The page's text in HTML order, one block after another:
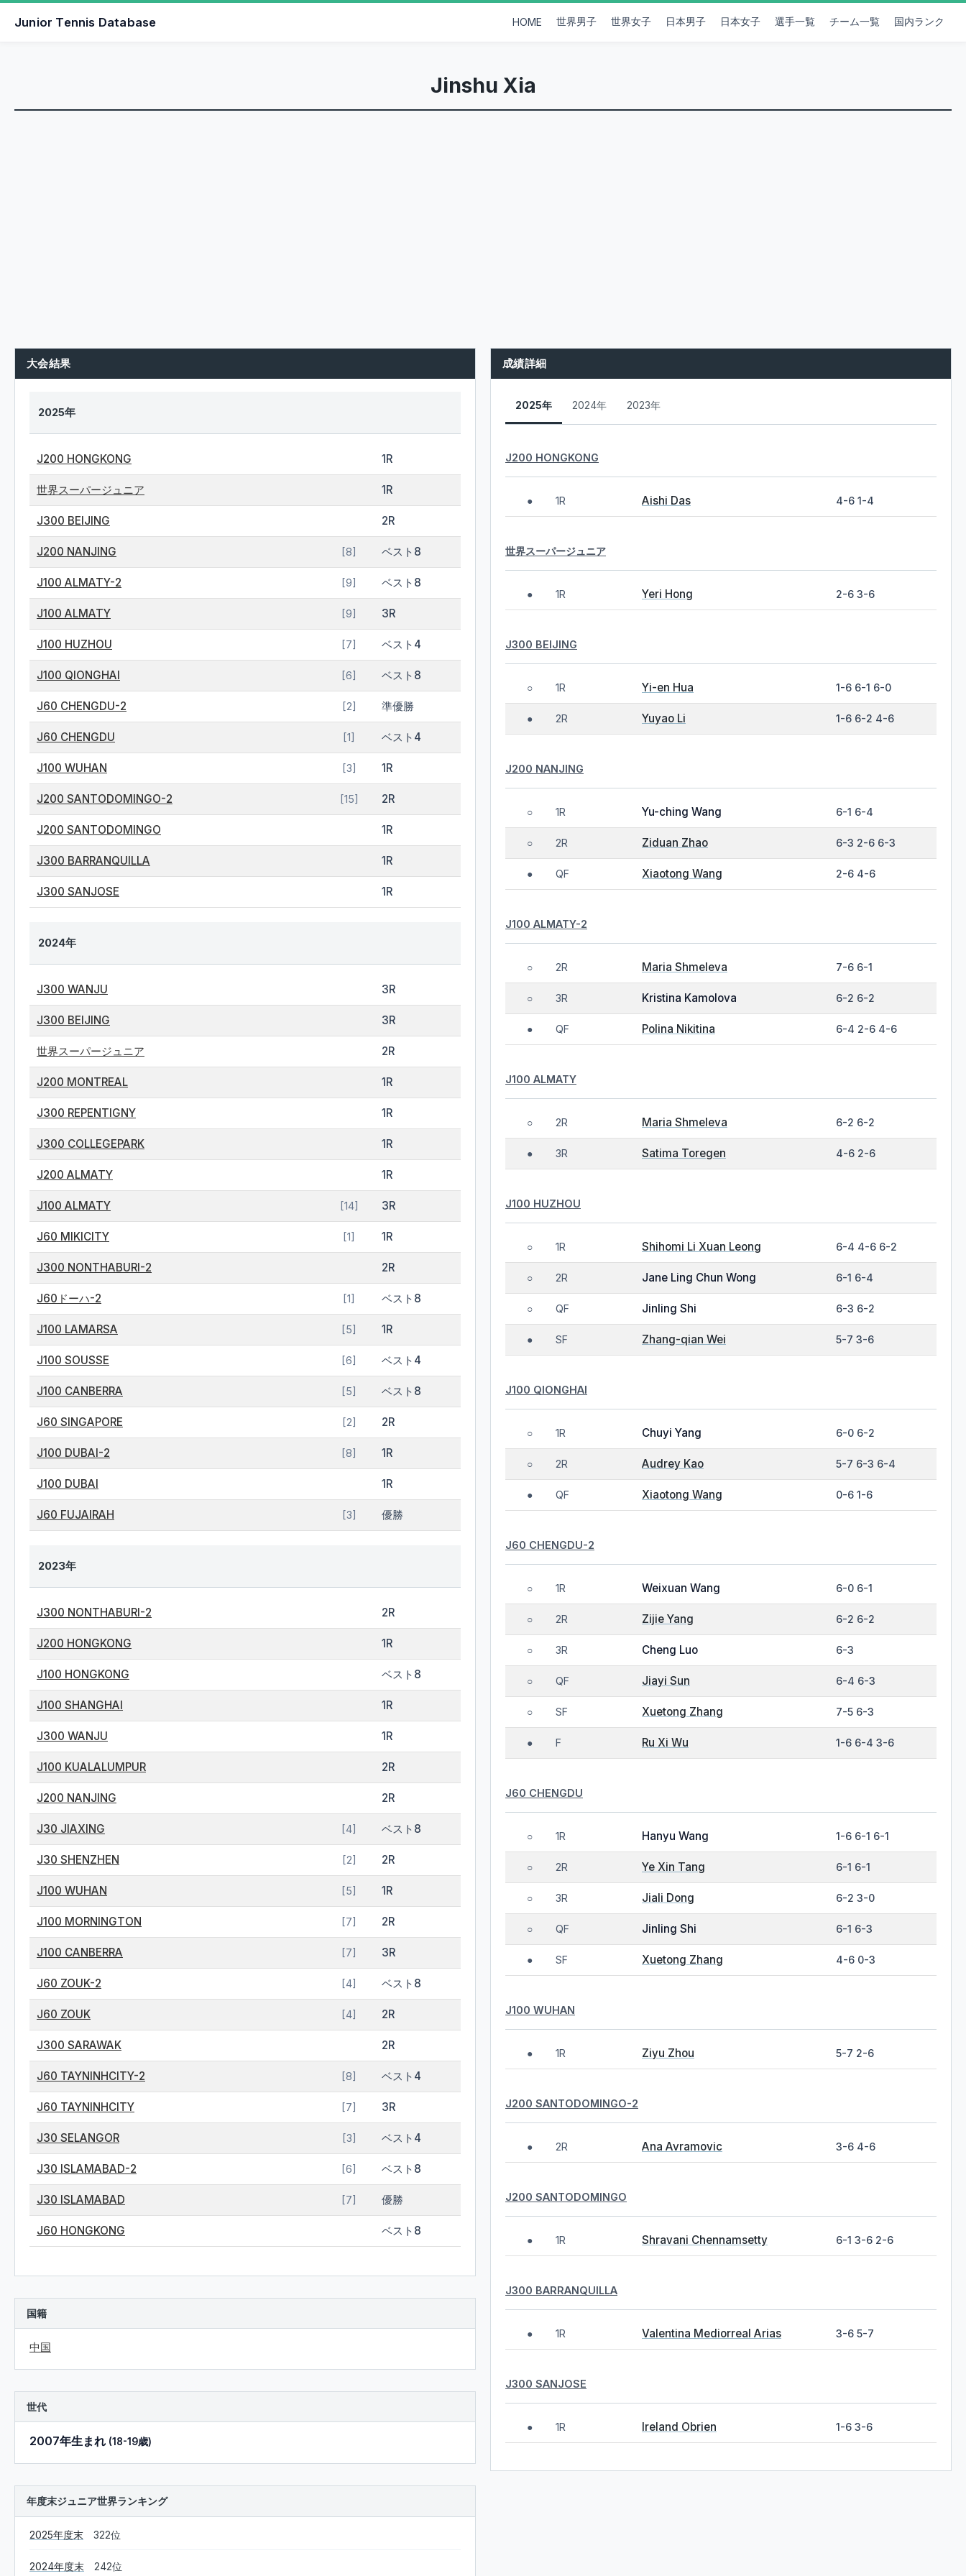
Junior Tennis Database HOME 世界男子 世界女子 日本男子 日本女子 選手一覧 チーム一覧 国内ランク
Jinshu Xia
大会結果
2025年
J200 HONGKONG 1R
世界スーパージュニア 1R
J300 BEIJING 2R
J200 NANJING [8] ベスト8
J100 ALMATY-2 [9] ベスト8
J100 ALMATY [9] 3R
J100 HUZHOU [7] ベスト4
J100 QIONGHAI [6] ベスト8
J60 CHENGDU-2 [2] 準優勝
J60 CHENGDU [1] ベスト4
J100 WUHAN [3] 1R
J200 SANTODOMINGO-2 [15] 2R
J200 SANTODOMINGO 1R
J300 BARRANQUILLA 1R
J300 SANJOSE 1R
2024年
J300 WANJU 3R
J300 BEIJING 3R
世界スーパージュニア 2R
J200 MONTREAL 1R
J300 REPENTIGNY 1R
J300 COLLEGEPARK 1R
J200 ALMATY 1R
J100 ALMATY [14] 3R
J60 MIKICITY [1] 1R
J300 NONTHABURI-2 2R
J60ドーハ-2 [1] ベスト8
J100 LAMARSA [5] 1R
J100 SOUSSE [6] ベスト4
J100 CANBERRA [5] ベスト8
J60 SINGAPORE [2] 2R
J100 DUBAI-2 [8] 1R
J100 DUBAI 1R
J60 FUJAIRAH [3] 優勝
2023年
J300 NONTHABURI-2 2R
J200 HONGKONG 1R
J100 HONGKONG ベスト8
J100 SHANGHAI 1R
J300 WANJU 1R
J100 KUALALUMPUR 2R
J200 NANJING 2R
J30 JIAXING [4] ベスト8
J30 SHENZHEN [2] 2R
J100 WUHAN [5] 1R
J100 MORNINGTON [7] 2R
J100 CANBERRA [7] 3R
J60 ZOUK-2 [4] ベスト8
J60 ZOUK [4] 2R
J300 SARAWAK 2R
J60 TAYNINHCITY-2 [8] ベスト4
J60 TAYNINHCITY [7] 3R
J30 SELANGOR [3] ベスト4
J30 ISLAMABAD-2 [6] ベスト8
J30 ISLAMABAD [7] 優勝
J60 HONGKONG ベスト8
国籍
中国
世代
2007年生まれ (18-19歳)
年度末ジュニア世界ランキング
2025年度末 322位
2024年度末 242位
成績詳細
2025年 2024年 2023年
J200 HONGKONG
● 1R Aishi Das 4-6 1-4
世界スーパージュニア
● 1R Yeri Hong 2-6 3-6
J300 BEIJING
○ 1R Yi-en Hua 1-6 6-1 6-0
● 2R Yuyao Li 1-6 6-2 4-6
J200 NANJING
○ 1R Yu-ching Wang 6-1 6-4
○ 2R Ziduan Zhao 6-3 2-6 6-3
● QF Xiaotong Wang 2-6 4-6
J100 ALMATY-2
○ 2R Maria Shmeleva 7-6 6-1
○ 3R Kristina Kamolova 6-2 6-2
● QF Polina Nikitina 6-4 2-6 4-6
J100 ALMATY
○ 2R Maria Shmeleva 6-2 6-2
● 3R Satima Toregen 4-6 2-6
J100 HUZHOU
○ 1R Shihomi Li Xuan Leong 6-4 4-6 6-2
○ 2R Jane Ling Chun Wong 6-1 6-4
○ QF Jinling Shi 6-3 6-2
● SF Zhang-qian Wei 5-7 3-6
J100 QIONGHAI
○ 1R Chuyi Yang 6-0 6-2
○ 2R Audrey Kao 5-7 6-3 6-4
● QF Xiaotong Wang 0-6 1-6
J60 CHENGDU-2
○ 1R Weixuan Wang 6-0 6-1
○ 2R Zijie Yang 6-2 6-2
○ 3R Cheng Luo 6-3
○ QF Jiayi Sun 6-4 6-3
○ SF Xuetong Zhang 7-5 6-3
● F Ru Xi Wu 1-6 6-4 3-6
J60 CHENGDU
○ 1R Hanyu Wang 1-6 6-1 6-1
○ 2R Ye Xin Tang 6-1 6-1
○ 3R Jiali Dong 6-2 3-0
○ QF Jinling Shi 6-1 6-3
● SF Xuetong Zhang 4-6 0-3
J100 WUHAN
● 1R Ziyu Zhou 5-7 2-6
J200 SANTODOMINGO-2
● 2R Ana Avramovic 3-6 4-6
J200 SANTODOMINGO
● 1R Shravani Chennamsetty 6-1 3-6 2-6
J300 BARRANQUILLA
● 1R Valentina Mediorreal Arias 3-6 5-7
J300 SANJOSE
● 1R Ireland Obrien 1-6 3-6